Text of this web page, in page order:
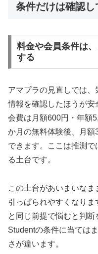
条件だけは確認し
料金や会員条件は
する
アマプラの見直しでは
情報を確認したほうが
会費は月額600円・年額
か月の無料体験後、月
できます。ここは推測
る土台です。
この土台があいまいな
引っぱられやすくなり
と同じ前提で悩むと判
Studentの条件に当ては
さが違います。